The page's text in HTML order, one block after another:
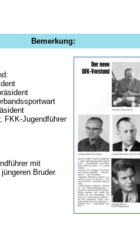
Bemerkung:
FKK-Jugendführer
mit
Bruder.